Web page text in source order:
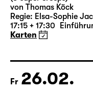
18:00 — 19:45 Große
Auftragswerk des
deutsche
(& super creeps)
17:15 + 17:30
Karten